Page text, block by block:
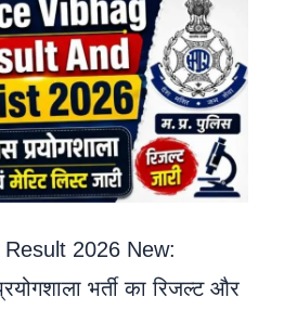
2026 New:
भर्ती का रिजल्ट और